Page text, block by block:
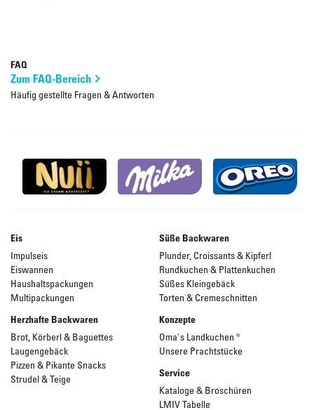
FAQ
Zum FAQ-Bereich
Häufig gestellte Fragen & Antworten
Eis
Impulseis
Eiswannen
Haushaltspackungen
Multipackungen
Süße Backwaren
Plunder, Croissants & Kipferl
Rundkuchen & Plattenkuchen
Süßes Kleingebäck
Torten & Cremeschnitten
Herzhafte Backwaren
Brot, Körberl & Baguettes
Laugengebäck
Pizzen & Pikante Snacks
Strudel & Teige
Konzepte
Oma's Landkuchen ®
Unsere Prachtstücke
Service
Kataloge & Broschüren
LMIV Tabelle